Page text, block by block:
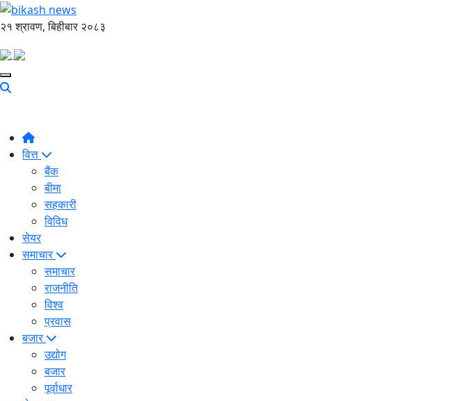
२१ श्रावण, बिहीबार २०८३
वित्त
बैंक
बीमा
सहकारी
विविध
सेयर
समाचार
समाचार
राजनीति
विश्व
प्रवास
बजार
उद्योग
बजार
पूर्वाधार